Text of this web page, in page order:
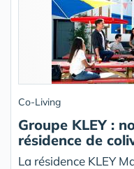
Co-Living
Groupe KLEY :
résidence de
La résidence KLEY